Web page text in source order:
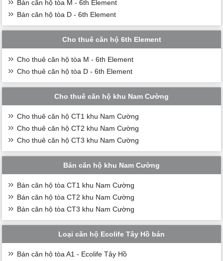
Bán căn hộ tòa M - 6th Element
Bán căn hộ tòa D - 6th Element
Cho thuê căn hộ 6th Element
Cho thuê căn hộ tòa M - 6th Element
Cho thuê căn hộ tòa D - 6th Element
Cho thuê căn hộ khu Nam Cường
Cho thuê căn hộ CT1 khu Nam Cường
Cho thuê căn hộ CT2 khu Nam Cường
Cho thuê căn hộ CT3 khu Nam Cường
Bán căn hộ khu Nam Cường
Bán căn hộ tòa CT1 khu Nam Cường
Bán căn hộ tòa CT2 khu Nam Cường
Bán căn hộ tòa CT3 khu Nam Cường
Loại căn hộ Ecolife Tây Hồ bán
Bán căn hộ tòa A1 - Ecolife Tây Hồ